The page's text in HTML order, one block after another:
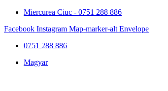
Miercurea Ciuc - 0751 288 886
Facebook Instagram Map-marker-alt Envelope
0751 288 886
Magyar